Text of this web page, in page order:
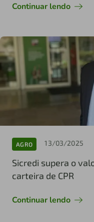
Continuar lendo
AGRO 13/03/2025
Sicredi supera o
carteira de CPR
Continuar lendo